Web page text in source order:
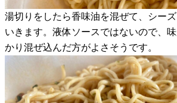
湯切りをしたら香味油を混ぜて、シー
いきます。液体ソースではないので、
かり混ぜ込んだ方がよさそうです。